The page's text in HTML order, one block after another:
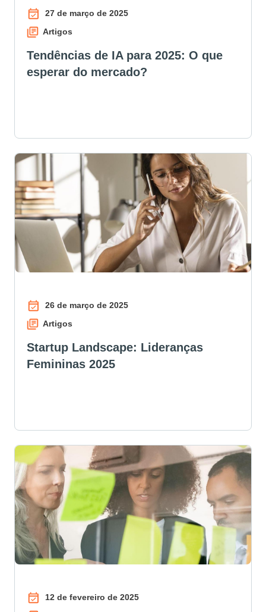
27 de março de 2025
Artigos
Tendências de IA para 2025: O que
esperar do mercado?
26 de março de 2025
Artigos
Startup Landscape: Lideranças
Femininas 2025
12 de fevereiro de 2025